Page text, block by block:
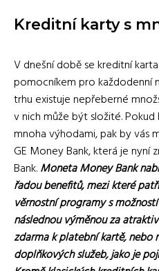
Kreditní karty s
V dnešní době se kreditní
pomocníkem pro každodenní
trhu existuje nepřeberné
v nich může být složité.
mnoha výhodami, pak by vás
GE Money Bank, která je
Bank.Moneta Money Bank
řadou benefitů, mezi které
věrnostní programy s
následnou výměnou za
zdarma k platební kartě, nebo
doplňkových služeb, jako je